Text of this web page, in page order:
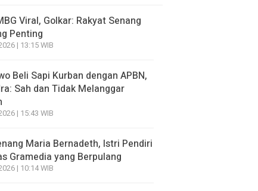
Viral, Golkar: Rakyat Senang
Penting
| 13:15 WIB
Beli Sapi Kurban dengan APBN,
Sah dan Tidak Melanggar
| 15:43 WIB
Maria Bernadeth, Istri Pendiri
Gramedia yang Berpulang
| 10:14 WIB